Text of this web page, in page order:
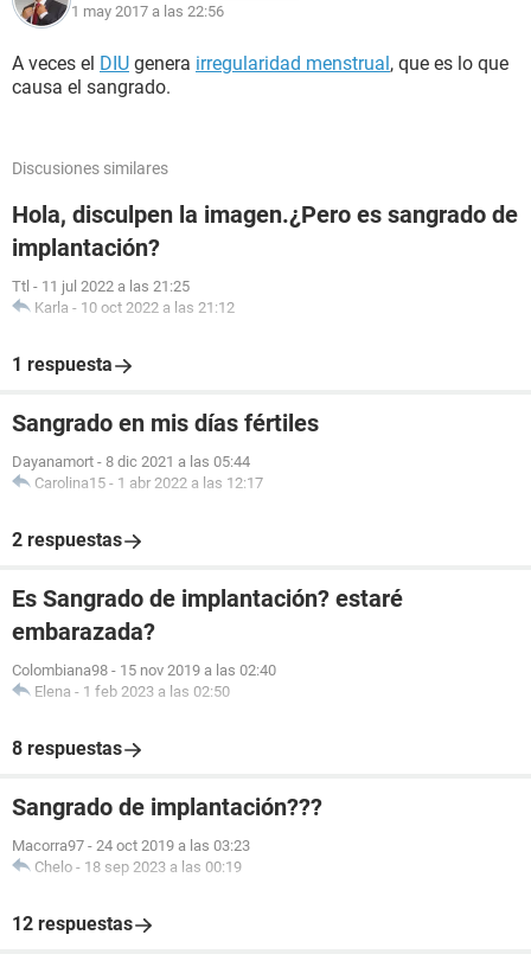
1 may 2017 a las 22:56
A veces el DIU genera irregularidad menstrual, que es lo que
causa el sangrado.
Discusiones similares
Hola, disculpen la imagen.¿Pero es sangrado de
implantación?
Ttl - 11 jul 2022 a las 21:25
Karla - 10 oct 2022 a las 21:12
1 respuesta
Sangrado en mis días fértiles
Dayanamort - 8 dic 2021 a las 05:44
Carolina15 - 1 abr 2022 a las 12:17
2 respuestas
Es Sangrado de implantación? estaré
embarazada?
Colombiana98 - 15 nov 2019 a las 02:40
Elena - 1 feb 2023 a las 02:50
8 respuestas
Sangrado de implantación???
Macorra97 - 24 oct 2019 a las 03:23
Chelo - 18 sep 2023 a las 00:19
12 respuestas